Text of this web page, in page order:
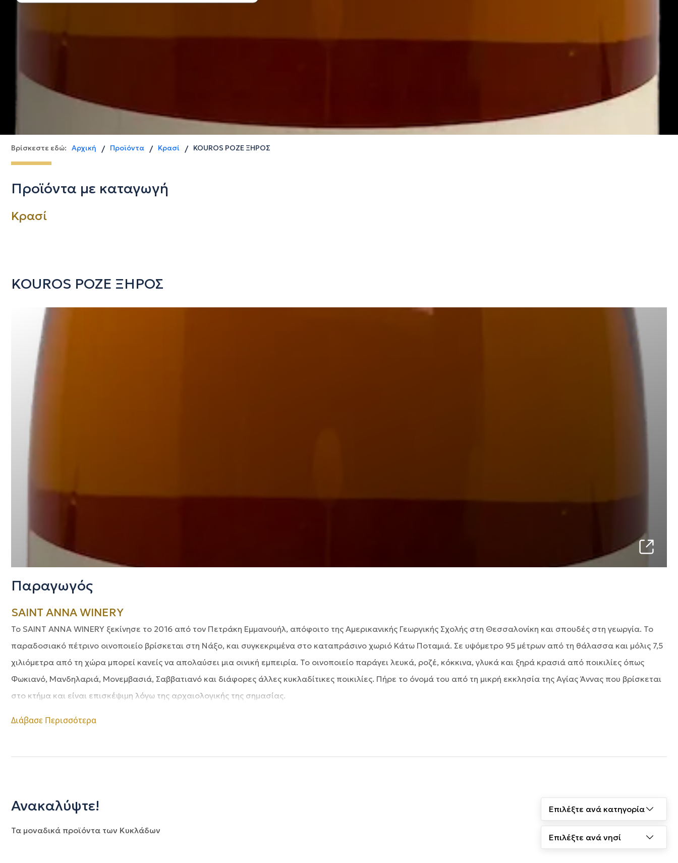
Βρίσκεστε εδώ: Αρχική / Προϊόντα / Κρασί / KOUROS ΡΟΖΕ ΞΗΡΟΣ
Προϊόντα με καταγωγή
Κρασί
KOUROS ΡΟΖΕ ΞΗΡΟΣ
Παραγωγός
SAINT ANNA WINERY
Το SAINT ANNA WINERY ξεκίνησε το 2016 από τον Πετράκη Εμμανουήλ, απόφοιτο της Αμερικανικής Γεωργικής Σχολής στη Θεσσαλονίκη και σπουδές στη γεωργία. Το
παραδοσιακό πέτρινο οινοποιείο βρίσκεται στη Νάξο, και συγκεκριμένα στο καταπράσινο χωριό Κάτω Ποταμιά. Σε υψόμετρο 95 μέτρων από τη θάλασσα και μόλις 7,5
χιλιόμετρα από τη χώρα μπορεί κανείς να απολαύσει μια οινική εμπειρία. Το οινοποιείο παράγει λευκά, ροζέ, κόκκινα, γλυκά και ξηρά κρασιά από ποικιλίες όπως
Φωκιανό, Μανδηλαριά, Μονεμβασιά, Σαββατιανό και διάφορες άλλες κυκλαδίτικες ποικιλίες. Πήρε το όνομά του από τη μικρή εκκλησία της Αγίας Άννας που βρίσκεται
στο κτήμα και είναι επισκέψιμη λόγω της αρχαιολογικής της σημασίας.
Διάβασε Περισσότερα
Ανακαλύψτε!
Τα μοναδικά προϊόντα των Κυκλάδων